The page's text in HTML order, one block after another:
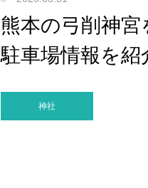
熊本の弓削神
駐車場情報を紹
神社